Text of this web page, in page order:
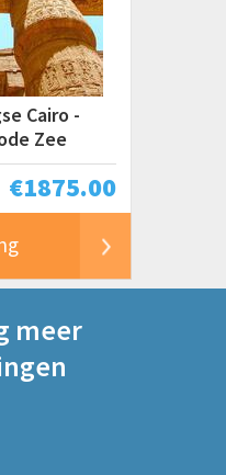
Cairo -
Zee
€1875.00
meer